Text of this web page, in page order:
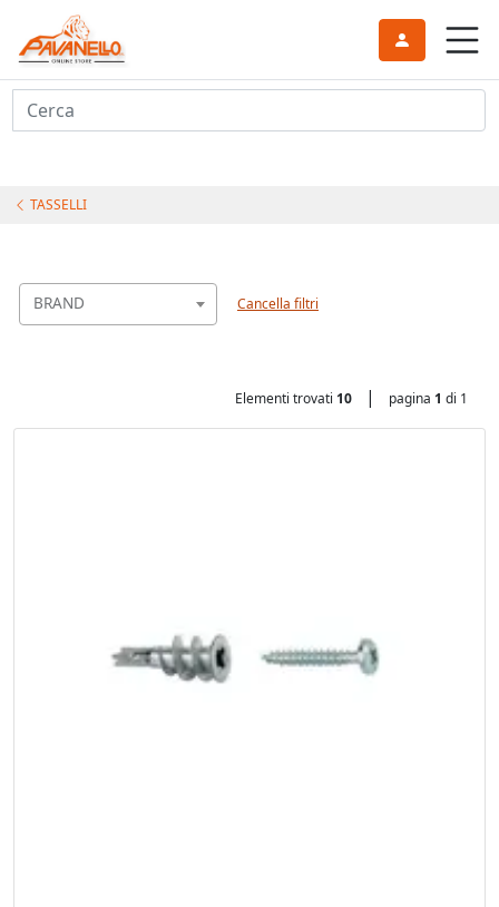
Cerca
TASSELLI
BRAND Cancella filtri
Elementi trovati 10 | pagina 1 di 1